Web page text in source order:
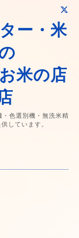
ー・米
米の店
色選別機・無洗米精
しています。